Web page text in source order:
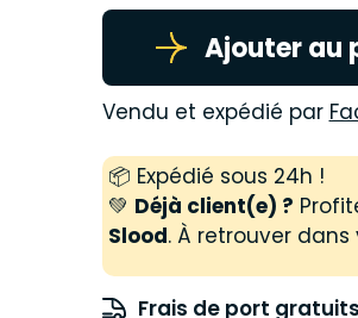
Ajouter au
Vendu et expédié par
📦 Expédié sous 24h !
💚 Déjà client(e) ?
Slood. À retrouver
Frais de port